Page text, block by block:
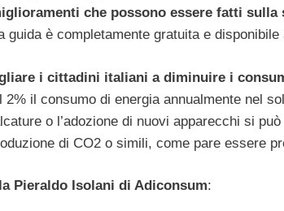
che possono essere fatti
guida è completamente gratuita e disponibile
i cittadini italiani a diminuire i
2% il consumo di energia annualmente nel
o l’adozione di nuovi apparecchi si
di CO2 o simili, come pare essere
Pieraldo Isolani di Adiconsum: